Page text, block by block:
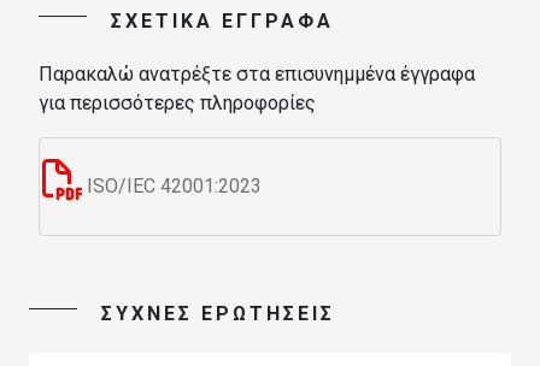
ΣΧΕΤΙΚΆ ΈΓΓΡΑΦΑ
Παρακαλώ ανατρέξτε στα επισυνημμένα έγγραφα
για περισσότερες πληροφορίες
ISO/IEC 42001:2023
ΣΥΧΝΕΣ ΕΡΩΤΗΣΕΙΣ